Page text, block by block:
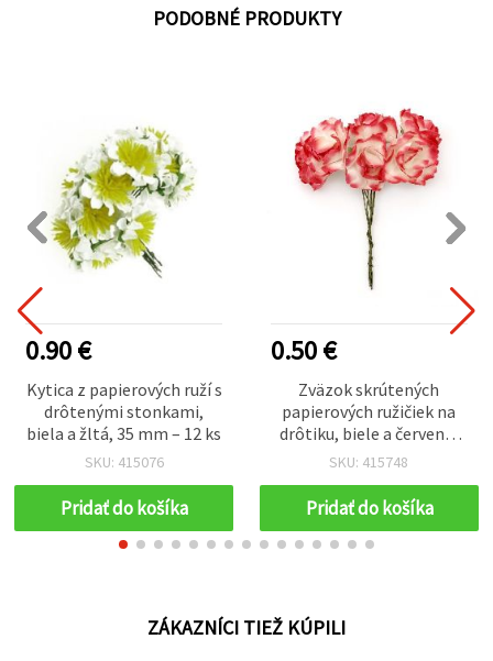
PODOBNÉ PRODUKTY
0.90 €
Kytica z papierových ruží s
drôtenými stonkami,
biela a žltá, 35 mm – 12 ks
SKU: 415076
Pridať do košíka
0.50 €
Zväzok skrútených
papierových ružičiek na
drôtiku, biele a červené,
25x70 mm – 6 ks
SKU: 415748
Pridať do košíka
ZÁKAZNÍCI TIEŽ KÚPILI